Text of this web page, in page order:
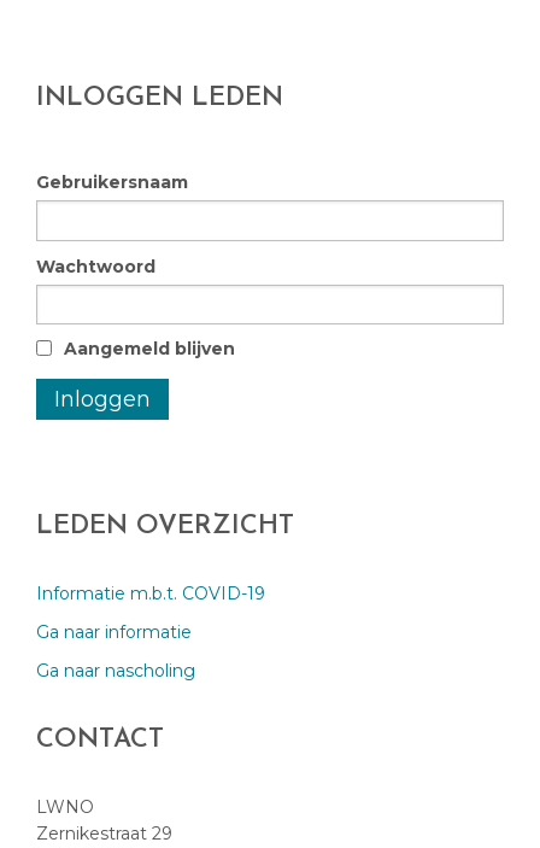
INLOGGEN LEDEN
Gebruikersnaam
Wachtwoord
Aangemeld blijven
Inloggen
LEDEN OVERZICHT
Informatie m.b.t. COVID-19
Ga naar informatie
Ga naar nascholing
CONTACT
LWNO
Zernikestraat 29